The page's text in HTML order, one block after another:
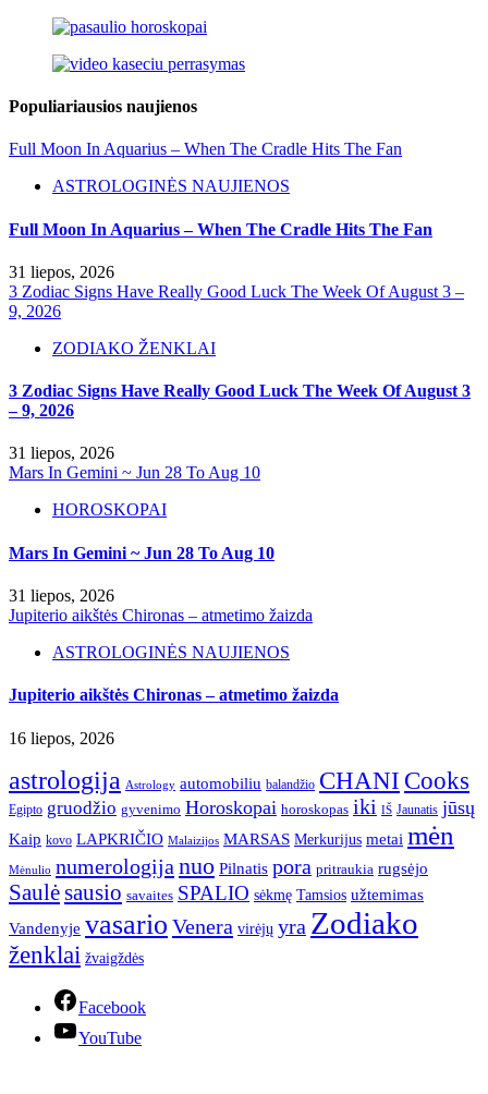
Populiariausios naujienos
Full Moon In Aquarius – When The Cradle Hits The Fan
ASTROLOGINĖS NAUJIENOS
Full Moon In Aquarius – When The Cradle Hits The Fan
31 liepos, 2026
3 Zodiac Signs Have Really Good Luck The Week Of August 3 –
9, 2026
ZODIAKO ŽENKLAI
3 Zodiac Signs Have Really Good Luck The Week Of August 3
– 9, 2026
31 liepos, 2026
Mars In Gemini ~ Jun 28 To Aug 10
HOROSKOPAI
Mars In Gemini ~ Jun 28 To Aug 10
31 liepos, 2026
Jupiterio aikštės Chironas – atmetimo žaizda
ASTROLOGINĖS NAUJIENOS
Jupiterio aikštės Chironas – atmetimo žaizda
16 liepos, 2026
astrologija Astrology automobiliu balandžio CHANI Cooks
Egipto gruodžio gyvenimo Horoskopai horoskopas iki IŠ Jaunatis jūsų
Kaip kovo LAPKRIČIO Malaizijos MARSAS Merkurijus metai mėn
Mėnulio numerologija nuo Pilnatis pora pritraukia rugsėjo
Saulėsausio savaites SPALIO sėkmę Tamsios užtemimas
Vandenyje vasario Venera virėjų yra Zodiako
ženklai žvaigždės
Facebook
YouTube